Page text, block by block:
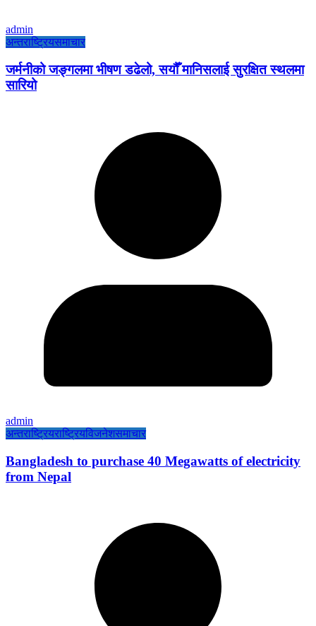
admin
अन्तराष्ट्रियसमाचार
जर्मनीको जङ्गलमा भीषण डढेलो, सयौँ मानिसलाई सुरक्षित स्थलमा
सारियो
admin
अन्तराष्ट्रियराष्ट्रियविजनेशसमाचार
Bangladesh to purchase 40 Megawatts of electricity
from Nepal